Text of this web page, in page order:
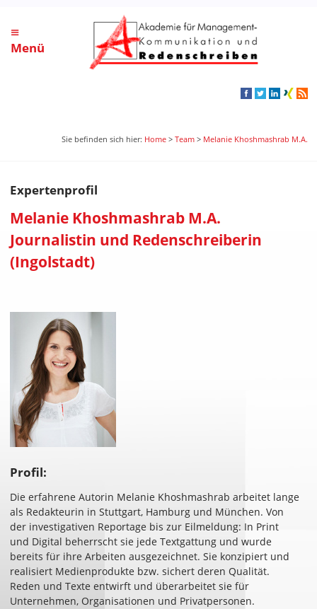
Sie befinden sich hier: Home> Team> Melanie Khoshmashrab M.A.
≡
Menü
Expertenprofil
Melanie Khoshmashrab M.A.
Journalistin und Redenschreiberin
(Ingolstadt)
Profil:
Die erfahrene Autorin Melanie Khoshmashrab arbeitet lange
als Redakteurin in Stuttgart, Hamburg und München. Von
der investigativen Reportage bis zur Eilmeldung: In Print
und Digital beherrscht sie jede Textgattung und wurde
bereits für ihre Arbeiten ausgezeichnet. Sie konzipiert und
realisiert Medienprodukte bzw. sichert deren Qualität.
Reden und Texte entwirft und überarbeitet sie für
Unternehmen, Organisationen und Privatpersonen.